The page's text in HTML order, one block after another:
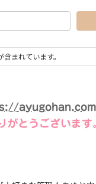
まれています。
がとうございます